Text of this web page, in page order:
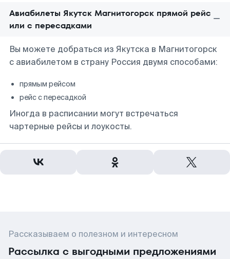
Авиабилеты Якутск Магнитогорск прямой рейс
или с пересадками
Вы можете добраться из Якутска в Магнитогорск
с авиабилетом в страну Россия двумя способами:
прямым рейсом
рейс с пересадкой
Иногда в расписании могут встречаться
чартерные рейсы и лоукосты.
Рассказываем о полезном и интересном
Рассылка с выгодными предложениями